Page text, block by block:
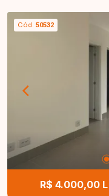
Cód. 50532
R$ 4.000,00 L